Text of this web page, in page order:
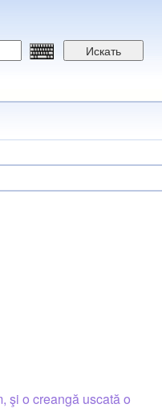
Искать
şi o creangă uscată o